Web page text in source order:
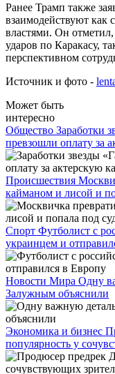
Ранее Трамп также
взаимодействуют как
властями. Он
ударов по Каракасу,
перспективном
Источник и фото -
Может быть
интересно
Общество Заработки
превзошли оплату за
Происшествия
кайманом и лисой и
Спорт Футболист с
украинцем и
Новости Мира Одну
Залужным объяснили
Экономика и бизнес
популярность у